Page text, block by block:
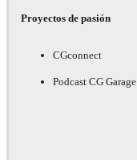
Proyectos de pasión
CGconnect
Podcast CG Garage